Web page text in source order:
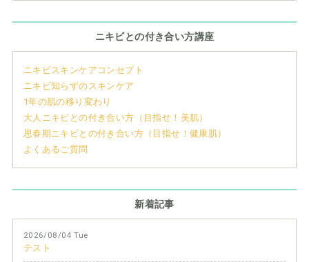
ニキビとの付き合い方講座
ニキビスキンケアコンセプト
ニキビ知らずのスキンケア
1年の肌の移り変わり
大人ニキビとの付き合い方（目指せ！美肌）
思春期ニキビとの付き合い方（目指せ！健康肌）
よくあるご質問
新着記事
2026/08/04 Tue
テスト